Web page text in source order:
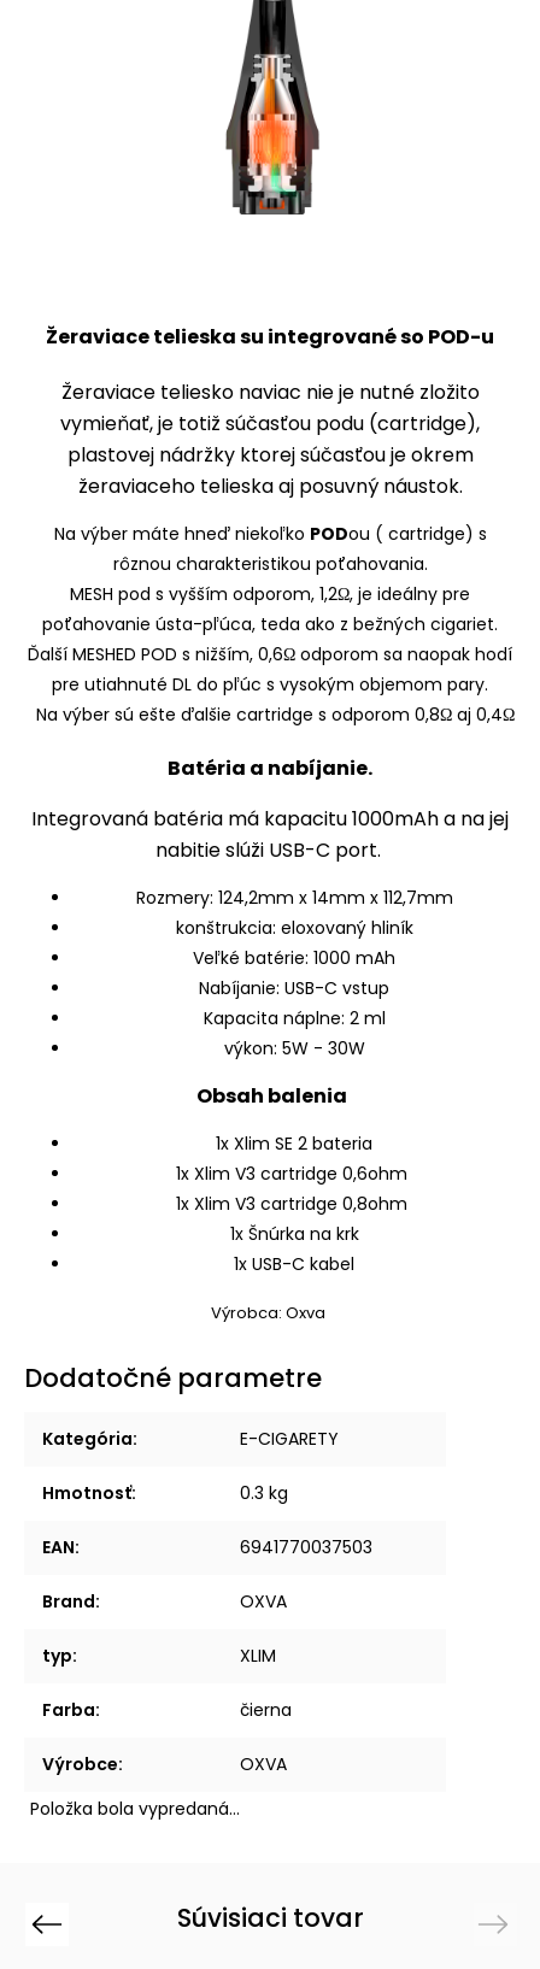
Žeraviace telieska su integrované so POD-u
Žeraviace teliesko naviac nie je nutné zložito
vymieňať, je totiž súčasťou podu (cartridge),
plastovej nádržky ktorej súčasťou je okrem
žeraviaceho telieska aj posuvný náustok.
Na výber máte hneď niekoľko PODou ( cartridge) s
rôznou charakteristikou poťahovania.
MESH pod s vyšším odporom, 1,2Ω, je ideálny pre
poťahovanie ústa-pľúca, teda ako z bežných cigariet.
Ďalší MESHED POD s nižším, 0,6Ω odporom sa naopak hodí
pre utiahnuté DL do pľúc s vysokým objemom pary.
Na výber sú ešte ďalšie cartridge s odporom 0,8Ω aj 0,4Ω
Batéria a nabíjanie.
Integrovaná batéria má kapacitu 1000mAh a na jej
nabitie slúži USB-C port.
Rozmery: 124,2mm x 14mm x 112,7mm
konštrukcia: eloxovaný hliník
Veľké batérie: 1000 mAh
Nabíjanie: USB-C vstup
Kapacita náplne: 2 ml
výkon: 5W - 30W
Obsah balenia
1x Xlim SE 2 bateria
1x Xlim V3 cartridge 0,6ohm
1x Xlim V3 cartridge 0,8ohm
1x Šnúrka na krk
1x USB-C kabel
Výrobca: Oxva
Dodatočné parametre
Kategória: E-CIGARETY
Hmotnosť: 0.3 kg
EAN: 6941770037503
Brand: OXVA
typ: XLIM
Farba: čierna
Výrobce:
OXVA
Položka bola vypredaná…
Súvisiaci tovar
Previous Next